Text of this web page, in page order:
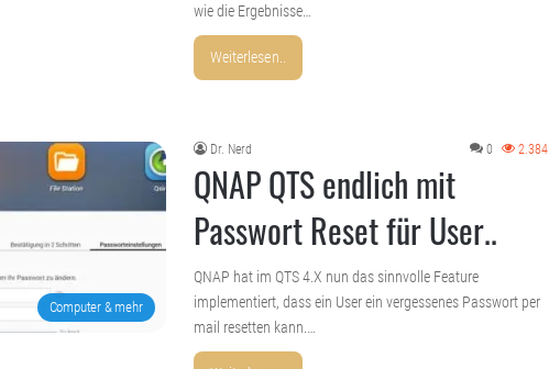
wie die Ergebnisse…
Weiterlesen..
Computer & mehr
Dr. Nerd 0 2.384
QNAP QTS endlich mit
Passwort Reset für User..
QNAP hat im QTS 4.X nun das sinnvolle Feature
implementiert, dass ein User ein vergessenes Passwort per
mail resetten kann.…